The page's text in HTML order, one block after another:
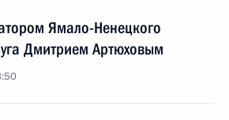
Ямало-Ненецкого
Дмитрием Артюховым